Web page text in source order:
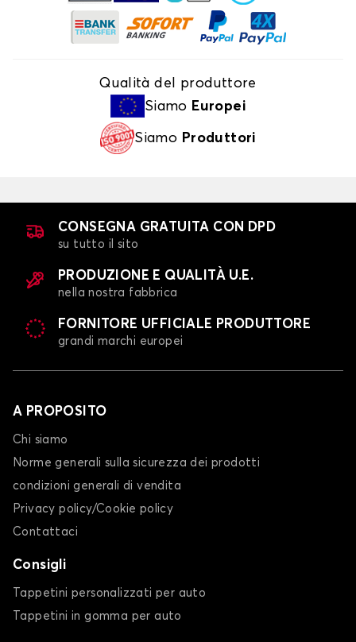
Qualità del produttore
Siamo Europei
Siamo Produttori
CONSEGNA GRATUITA CON DPD
su tutto il sito
PRODUZIONE E QUALITÀ U.E.
nella nostra fabbrica
FORNITORE UFFICIALE PRODUTTORE
grandi marchi europei
A PROPOSITO
Chi siamo
Norme generali sulla sicurezza dei prodotti
condizioni generali di vendita
Privacy policy/Cookie policy
Contattaci
Consigli
Tappetini personalizzati per auto
Tappetini in gomma per auto